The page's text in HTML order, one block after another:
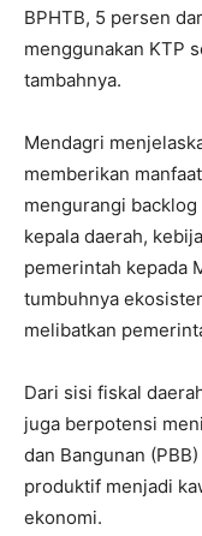
BPHTB, 5 persen
menggunakan KTP
tambahnya.
Mendagri
memberikan
mengurangi
kepala daerah,
pemerintah kepada
tumbuhnya
melibatkan
Dari sisi fiskal
juga berpotensi
dan Bangunan
produktif menjadi
ekonomi.